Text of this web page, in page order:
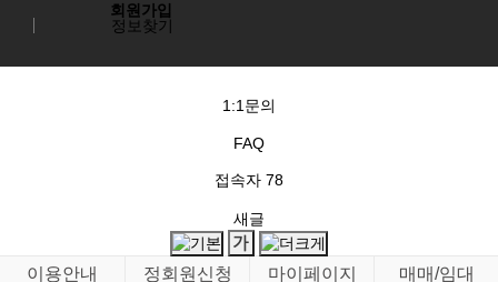
회원가입
정보찾기
1:1문의
FAQ
접속자 78
새글
이용안내 정회원신청 마이페이지
매매/임대